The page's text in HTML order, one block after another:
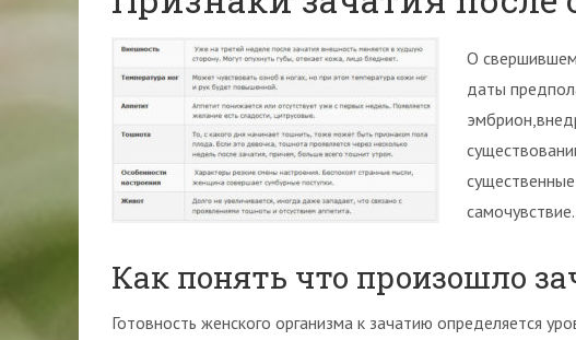
О
даты
самочувствие.
Как понять что произошло
Готовность женского организма к зачатию определяется